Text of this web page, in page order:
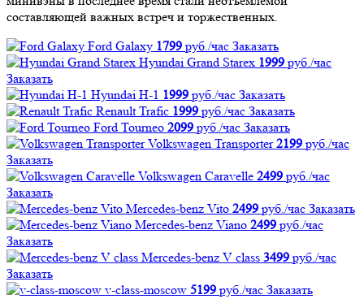
составляющей важных встреч и торжественных.
Ford Galaxy 1799 руб./час Заказать
Hyundai Grand Starex 1999 руб./час
Заказать
Hyundai H-1 1999 руб./час Заказать
Renault Trafic 1999 руб./час Заказать
Ford Tourneo 2099 руб./час Заказать
Volkswagen Transporter 2199 руб./час
Заказать
Volkswagen Caravelle 2499 руб./час
Заказать
Mercedes-benz Vito 2499 руб./час Заказать
Mercedes-benz Viano 2499 руб./час
Заказать
Mercedes-benz V class 3499 руб./час
Заказать
v-class-moscow 5199 руб./час Заказать